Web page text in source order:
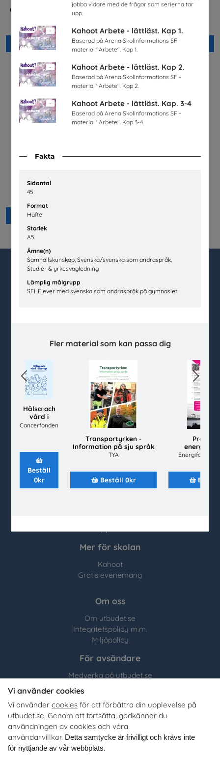
Fakta
Sidantal
45
Format
Häfte
Storlek
A5
Ämne(n)
Samhällskunskap, Svenska/svenska som andraspråk,
Studie- & yrkesvägledning
Lämplig målgrupp
SFI, Elever med svenska som andraspråk på gymnasiet
jobba vidare med de frågor som serierna tar
upp.
Kahoot Arbete - lättläst. Kap 1.
Baserad på Arena Skolinformations SFI-
material "Arbete". Kap 1.
Kahoot Arbete - lättläst. Kap 2.
Baserad på Arena Skolinformations SFI-
material "Arbete". Kap 2.
Kahoot Arbete - lättläst. Kap. 3-4
Baserad på Arena Skolinformations SFI-
material "Arbete". Kap 3-4.
Fler material som kan passa dig
Hälsa och
vård i
Sverige
Cancerfonden
Beställ
0kr
Transportyrken -
Information på sju språk
TYA
Beställ 0kr
Previous Next
Checklista för undervisning
om pornografi
Unizon
Beställ 0kr
Energisvenska, SFI
Beställ 0kr
Lätta trycket MINI
Beställ 0kr
info@utbudet.se
facebookinstagram
Kundtjänst
Kontakt
Vanliga frågor och svar
Så beställer du
Mina sidor
Beställ material
Mer för skolan
Kahoot
Gratis evenemang
Om oss
Om utbudet.se
Integritetspolicy m.m.
Miljöpolicy
För avsändare
Medverka på utbudet.se
Utbudet.se distribuerar
organisationers, myndigheters och företags egna material
till Sveriges alla skolor, universitet och högskolor. Tjänsten
är kostnadsfri för lärare, studie- och yrkesvägledare och
annan skolpersonal.
Vi använder cookies
Vi använder cookies för att förbättra din upplevelse på
utbudet.se. Genom att fortsätta, godkänner du
användningen av cookies och våra
användarvillkor. Detta samtycke är frivilligt och krävs inte
för nyttjande av vår webbplats.